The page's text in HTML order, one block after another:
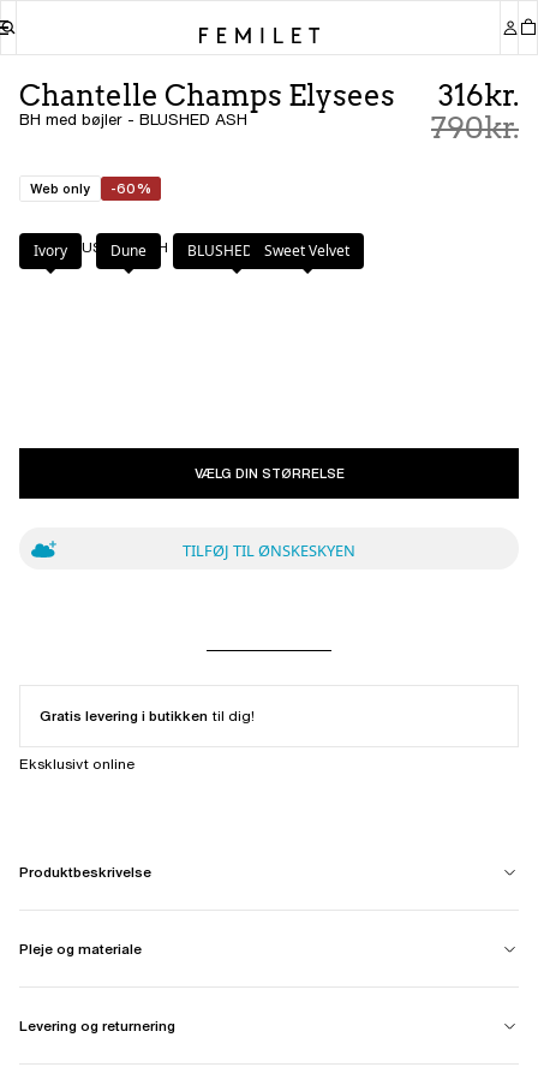
Chantelle Champs Elysees
BH med bøjler - BLUSHED ASH
316kr.
790kr.
Web only -60%
Farve:BLUSHED ASH
Ivory Dune BLUSHED ASHSweet Velvet
VÆLG DIN STØRRELSE
TILFØJ TIL ØNSKESKYEN
Gratis levering i butikken til dig!
Eksklusivt online
Produktbeskrivelse
Pleje og materiale
Levering og returnering